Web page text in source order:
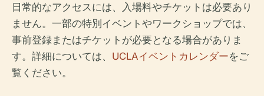
日常的なアクセスには、入場料やチケットは必要あり
ません。一部の特別イベントやワークショップでは、
事前登録またはチケットが必要となる場合がありま
す。詳細については、 UCLAイベントカレンダーをご
覧ください。